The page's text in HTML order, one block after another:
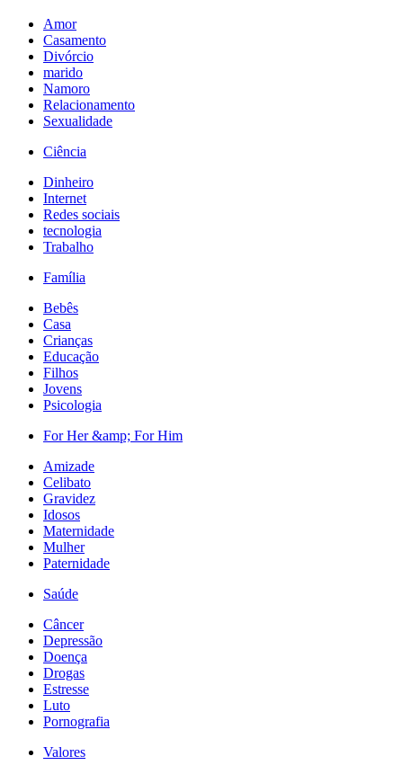
Amor
Casamento
Divórcio
marido
Namoro
Relacionamento
Sexualidade
Ciência
Dinheiro
Internet
Redes sociais
tecnologia
Trabalho
Família
Bebês
Casa
Crianças
Educação
Filhos
Jovens
Psicologia
For Her &amp; For Him
Amizade
Celibato
Gravidez
Idosos
Maternidade
Mulher
Paternidade
Saúde
Câncer
Depressão
Doença
Drogas
Estresse
Luto
Pornografia
Valores